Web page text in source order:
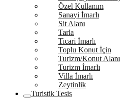
Özel Kullanım
Sanayi İmarlı
Sit Alanı
Tarla
Ticari İmarlı
Toplu Konut İçin
Turizm/Konut Alanı
Turizm İmarlı
Villa İmarlı
Zeytinlik
Turistik Tesis